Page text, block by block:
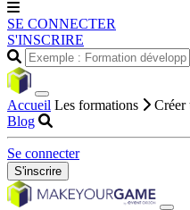
SE CONNECTER
S'INSCRIRE
Accueil Les formations Créer
Blog
Se connecter
S'inscrire